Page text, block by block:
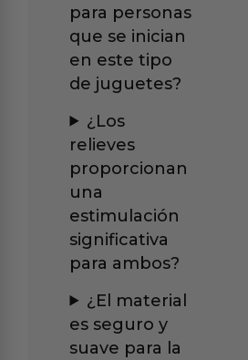
para personas
que se inician
en este tipo
de juguetes?
¿Los
relieves
proporcionan
una
estimulación
significativa
para ambos?
¿El material
es seguro y
suave para la